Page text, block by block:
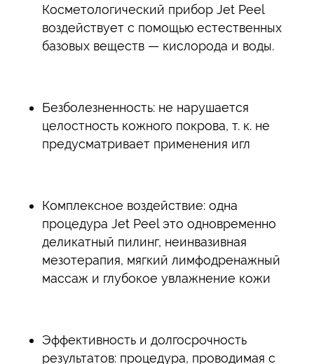
Косметологический прибор Jet Peel
воздействует с помощью естественных
базовых веществ — кислорода и воды.
Безболезненность: не нарушается
целостность кожного покрова, т. к. не
предусматривает применения игл
Комплексное воздействие: одна
процедура Jet Peel это одновременно
деликатный пилинг, неинвазивная
мезотерапия, мягкий лимфодренажный
массаж и глубокое увлажнение кожи
Эффективность и долгосрочность
результатов: процедура, проводимая с